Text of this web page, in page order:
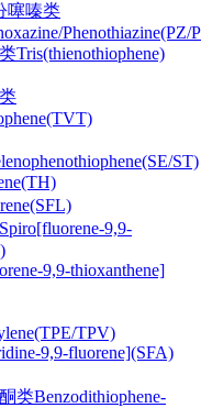
噻嗪类
Phenothiazine(PZ/
Tris(thienothiophene)
ST)
9,9-
9,9-thioxanthene]
TPV)
9,9-fluorene](SFA)
类Benzodithiophene-